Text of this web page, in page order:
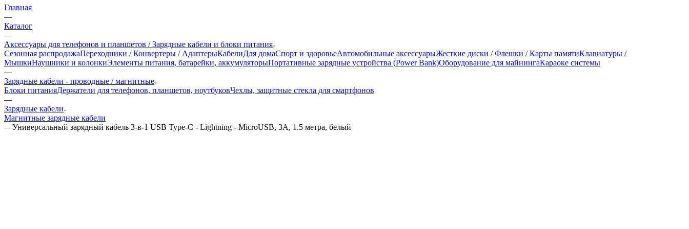
Главная
—
Каталог
—
Аксессуары для телефонов и планшетов / Зарядные кабели и блоки питания
Сезонная распродажаПереходники / Конвертеры / АдаптерыКабелиДля домаСпорт и здоровьеАвтомобильные аксессуарыЖесткие диски / Флешки / Карты памятиКлавиатуры /
МышкиНаушники и колонкиЭлементы питания, батарейки, аккумуляторыПортативные зарядные устройства (Power Bank)Оборудование для майнингаКараоке системы
—
Зарядные кабели - проводные / магнитные
Блоки питанияДержатели для телефонов, планшетов, ноутбуковЧехлы, защитные стекла для смартфонов
—
Зарядные кабели
Магнитные зарядные кабели
—Универсальный зарядный кабель 3-в-1 USB Type-C - Lightning - MicroUSB, 3А, 1.5 метра, белый